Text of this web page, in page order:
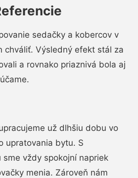
sedačky a kobercov v
chváliť. Výsledný efekt stál za
a rovnako priaznivá bola aj
už dlhšiu dobu vo
upratovania bytu. S
sme vždy spokojní napriek
menia. Zároveň nám